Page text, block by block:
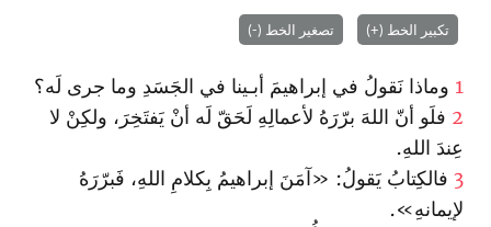
تكبير الخط (+) تصغير الخط (-)
1 وماذا نَقولُ في إبراهيمَ أبـينا في الجَسَدِ وما جرى لَه؟
2 فلَو أنّ اللهَ برّرَهُ لأعمالِهِ لَحَقّ لَه أنْ يَفتَخِرَ، ولكِنْ لا
عِندَ اللهِ.
3 فالكِتابُ يَقولُ: «آمَنَ إبراهيمُ بِكلامِ اللهِ، فَبرّرَهُ
لإيمانهِ».